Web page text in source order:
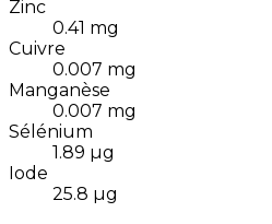
Zinc
0.41 mg
Cuivre
0.007 mg
Manganèse
0.007 mg
Sélénium
1.89 µg
Iode
25.8 µg